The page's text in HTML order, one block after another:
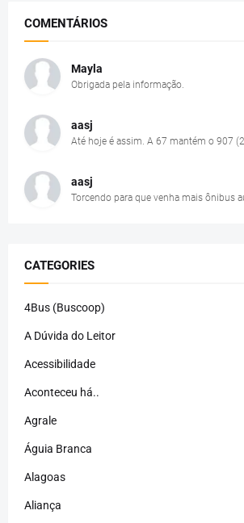
COMENTÁRIOS
Mayla
Obrigada pela informação.
aasj
Até hoje é assim. A 67 mantém o 907
aasj
Torcendo para que venha mais ônibus
CATEGORIES
4Bus (Buscoop)
A Dúvida do Leitor
Acessibilidade
Aconteceu há..
Agrale
Águia Branca
Alagoas
Aliança